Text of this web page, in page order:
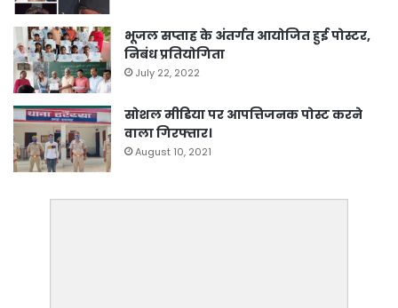
भूजल सप्ताह के अंतर्गत आयोजित हुई पोस्टर,
निबंध प्रतियोगिता
July 22, 2022
सोशल मीडिया पर आपत्तिजनक पोस्ट करने
वाला गिरफ्तार।
August 10, 2021